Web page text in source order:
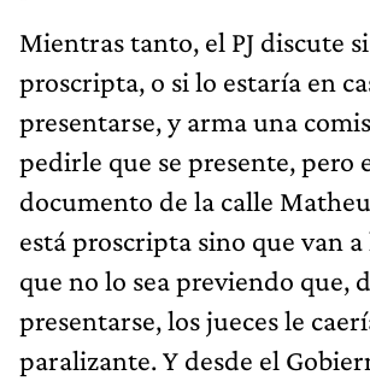
Mientras tanto, el PJ discute si
proscripta, o si lo estaría en
presentarse, y arma una
pedirle que se presente, pero
documento de la calle
está proscripta sino que van
que no lo sea previendo que,
presentarse, los jueces le
paralizante. Y desde el